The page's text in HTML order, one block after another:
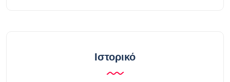
Ιστορικό